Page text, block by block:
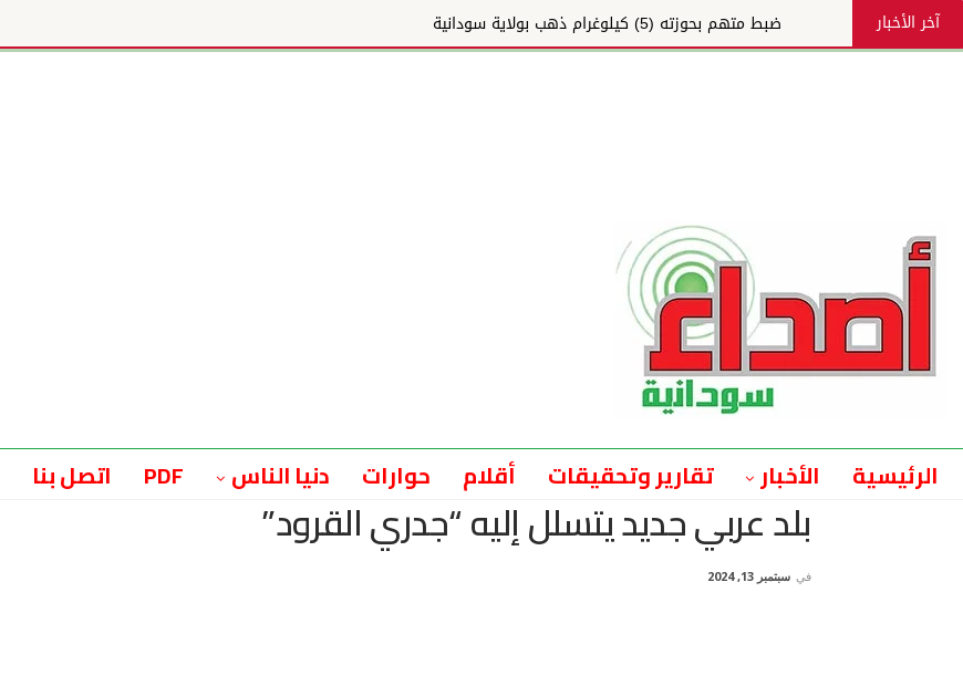
آخر الأخبار ضبط متهم بحوزته (5) كيلوغرام ذهب بولاية سودانية
الرئيسية الأخبار تقارير وتحقيقات أقلام حوارات دنيا الناس PDF اتصل بنا
بلد عربي جديد يتسلل إليه “جدري القرود”
في سبتمبر 13, 2024